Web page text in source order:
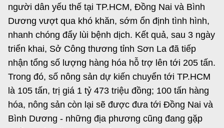
Năng lượng nguyên tử
Tin tổng hợp
Tin địa phương
Chuyển đổi số
Bưu chính, Viễn thông
Sở hữu trí tuệ
Tiêu chuẩn, đo lường, chất lượng
Năng lượng nguyên tử
Khác
Videos
Infographic
Ảnh
Voice
Nhiệm vụ trọng tâm
người dân yếu thế tại TP.HCM, Đồng Nai và Bình
Dương vượt qua khó khăn, sớm ổn định tình hình,
nhanh chóng đẩy lùi bệnh dịch. Kết quả, sau 3 ngày
triển khai, Sở Công thương tỉnh Sơn La đã tiếp
nhận tổng số lượng hàng hóa hỗ trợ lên tới 205 tấn.
Trong đó, số nông sản dự kiến chuyển tới TP.HCM
là 105 tấn, trị giá 1 tỷ 473 triệu đồng; 100 tấn hàng
hóa, nông sản còn lại sẽ được đưa tới Đồng Nai và
Bình Dương - những địa phương cũng đang gặp